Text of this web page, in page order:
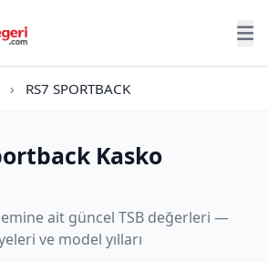
› RS7 SPORTBACK
Kasko
ait güncel TSB değerleri —
ve model yılları